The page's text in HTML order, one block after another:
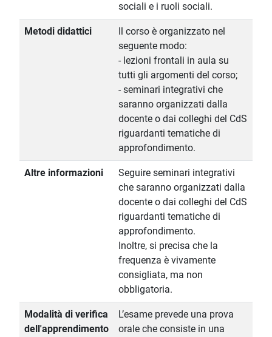
sociali e i ruoli sociali.
Metodi didattici
Il corso è organizzato nel
seguente modo:
- lezioni frontali in aula su
tutti gli argomenti del corso;
- seminari integrativi che
saranno organizzati dalla
docente o dai colleghi del CdS
riguardanti tematiche di
approfondimento.
Altre informazioni
Seguire seminari integrativi
che saranno organizzati dalla
docente o dai colleghi del CdS
riguardanti tematiche di
approfondimento.
Inoltre, si precisa che la
frequenza è vivamente
consigliata, ma non
obbligatoria.
Modalità di verifica
dell'apprendimento
L’esame prevede una prova
orale che consiste in una